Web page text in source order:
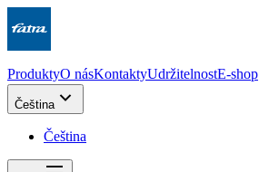
ProduktyO násKontaktyUdržitelnostE-shop
Čeština
Čeština